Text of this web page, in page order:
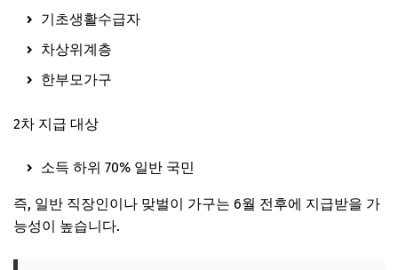
기초생활수급자
차상위계층
한부모가구
2차 지급 대상
소득 하위 70% 일반 국민
즉, 일반 직장인이나 맞벌이 가구는 6월 전후에 지급받을 가
능성이 높습니다.